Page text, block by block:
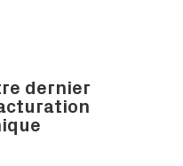
dernier